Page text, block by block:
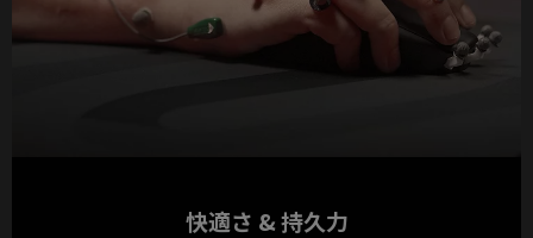
快適さ & 持久力